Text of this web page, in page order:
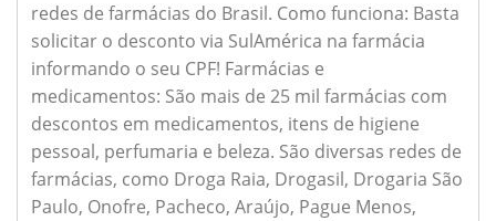
redes de farmácias do Brasil. Como funciona: Basta
solicitar o desconto via SulAmérica na farmácia
informando o seu CPF! Farmácias e
medicamentos: São mais de 25 mil farmácias com
descontos em medicamentos, itens de higiene
pessoal, perfumaria e beleza. São diversas redes de
farmácias, como Droga Raia, Drogasil, Drogaria São
Paulo, Onofre, Pacheco, Araújo, Pague Menos,